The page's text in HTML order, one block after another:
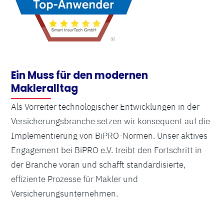
Ein Muss für den modernen
Makleralltag
Als Vorreiter technologischer Entwicklungen in der
Versicherungsbranche setzen wir konsequent auf die
Implementierung von BiPRO-Normen. Unser aktives
Engagement bei BiPRO e.V. treibt den Fortschritt in
der Branche voran und schafft standardisierte,
effiziente Prozesse für Makler und
Versicherungsunternehmen.